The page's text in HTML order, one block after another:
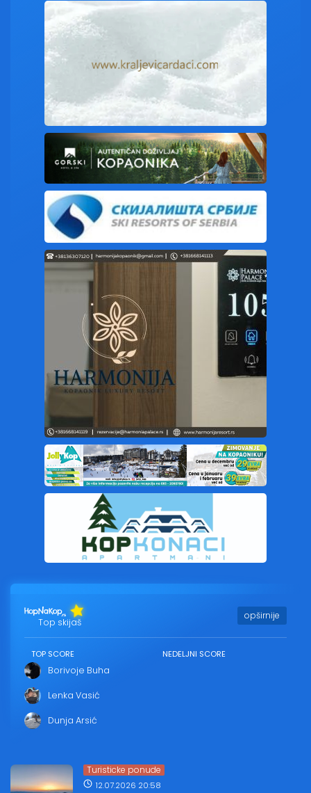
Top skijaš
opširnije
TOP SCORE
Borivoje Buha
Lenka Vasić
Dunja Arsić
NEDELJNI SCORE
Turisticke ponude
12.07.2026 20:58